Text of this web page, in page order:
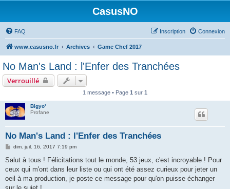
CasusNO
FAQ Connexion
Inscription
www.casusno.fr Archives Game Chef 2017
No Man's Land : l'Enfer des Tranchées
Verrouillé
1 message • Page 1 sur 1
Bigyo'
Profane
No Man's Land : l'Enfer des Tranchées
M
s
a
g
dim. juil. 16, 2017 7:19 pm
Salut à tous ! Félicitations tout le monde, 53 jeux, c'est incroyable ! Pour
ceux qui m'ont dans leur liste ou qui ont été assez curieux pour jeter un
oeil à ma production, je poste ce message pour qu'on puisse échanger